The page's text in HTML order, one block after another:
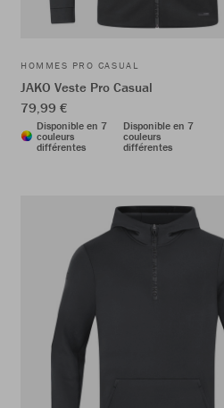
HOMMES PRO CASUAL
JAKO Veste Pro Casual
79,99 €
Disponible en 7
couleurs
différentes
Disponible en 7
couleurs
différentes